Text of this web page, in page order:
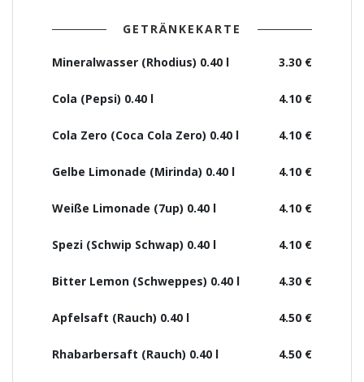
GETRÄNKEKARTE
3.30 €
Mineralwasser (Rhodius) 0.40 l
4.10 €
Cola (Pepsi) 0.40 l
4.10 €
Cola Zero (Coca Cola Zero) 0.40 l
4.10 €
Gelbe Limonade (Mirinda) 0.40 l
4.10 €
Weiße Limonade (7up) 0.40 l
4.10 €
Spezi (Schwip Schwap) 0.40 l
4.30 €
Bitter Lemon (Schweppes) 0.40 l
4.50 €
Apfelsaft (Rauch) 0.40 l
4.50 €
Rhabarbersaft (Rauch) 0.40 l